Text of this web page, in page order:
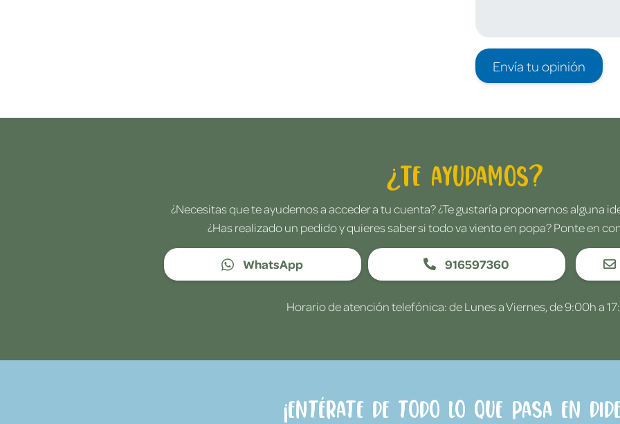
Envía tu opinión
¿Te ayudamos?
¿Necesitas que te ayudemos a acceder a tu cuenta? ¿Te gustaría proponernos alguna
¿Has realizado un pedido y quieres saber si todo va viento en popa? Ponte en
WhatsApp 916597360
Horario de atención telefónica: de Lunes a Viernes, de 9:00h a
¡Entérate de todo lo que pasa en